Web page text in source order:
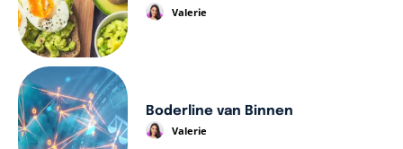
Valerie
Boderline van Binnen
Valerie